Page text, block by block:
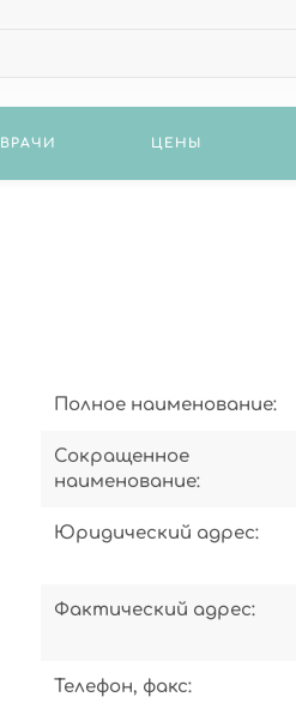
ВРАЧИ ЦЕНЫ
Полное наименование:
Сокращенное
наименование:
Юридический адрес:
Фактический адрес:
Телефон, факс: